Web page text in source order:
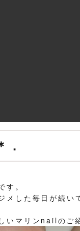
す。
メした毎日が続
いマリンnailのご